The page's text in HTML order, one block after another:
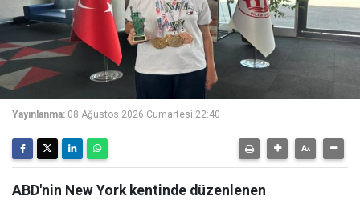
Yayınlanma: 08 Ağustos 2026 Cumartesi 22:40
ABD'nin New York kentinde düzenlenen